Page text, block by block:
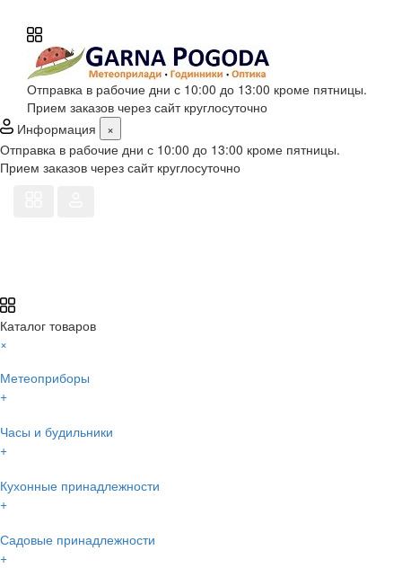
Отправка в рабочие дни с 10:00 до 13:00 кроме пятницы.
Прием заказов через сайт круглосуточно
Информация
×
Отправка в рабочие дни с 10:00 до 13:00 кроме пятницы.
Прием заказов через сайт круглосуточно
Каталог товаров
×
Метеоприборы
+
Часы и будильники
+
Кухонные принадлежности
+
Садовые принадлежности
+